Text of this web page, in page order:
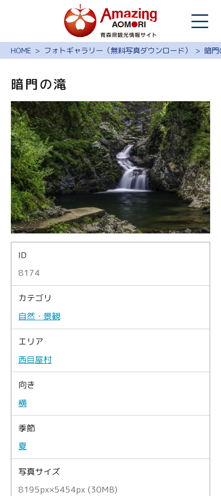
HOME フォトギャラリー（無料写真ダウンロード） 暗
暗門の滝
ID
8174
カテゴリ
自然・景観
エリア
西目屋村
向き
横
季節
夏
写真サイズ
8195px×5454px (30MB)